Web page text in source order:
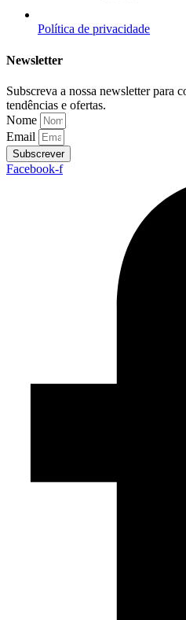
Política de privacidade
Newsletter
Subscreva a nossa newsletter para
tendências e ofertas.
Nome
Email
Subscrever
Facebook-f